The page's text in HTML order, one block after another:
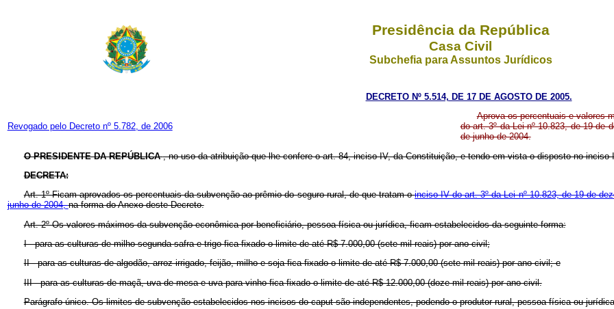
Presidência da República
Casa Civil
Subchefia para Assuntos Jurídicos
DECRETO Nº 5.514, DE 17 DE AGOSTO DE 2005.
Revogado pelo Decreto nº 5.782, de 2006
Aprova os percentuais e valores
do art. 3º da Lei nº 10.823, de 19 de
de junho de 2004.
O PRESIDENTE DA REPÚBLICA, no uso da atribuição que lhe confere o art. 84, inciso IV, da Constituição, e tendo em vista o disposto no inciso
DECRETA:
Art. 1º Ficam aprovados os percentuais da subvenção ao prêmio do seguro rural, de que tratam oinciso IV do art. 3º da Lei nº 10.823, de 19 de
junho de 2004,na forma do Anexo deste Decreto.
Art. 2º Os valores máximos da subvenção econômica por beneficiário, pessoa física ou jurídica, ficam estabelecidos da seguinte forma:
I - para as culturas de milho segunda safra e trigo fica fixado o limite de até R$ 7.000,00 (sete mil reais) por ano civil;
II - para as culturas de algodão, arroz irrigado, feijão, milho e soja fica fixado o limite de até R$ 7.000,00 (sete mil reais) por ano civil; e
III - para as culturas de maçã, uva de mesa e uva para vinho fica fixado o limite de até R$ 12.000,00 (doze mil reais) por ano civil.
Parágrafo único. Os limites de subvenção estabelecidos nos incisos do caput são independentes, podendo o produtor rural, pessoa física ou